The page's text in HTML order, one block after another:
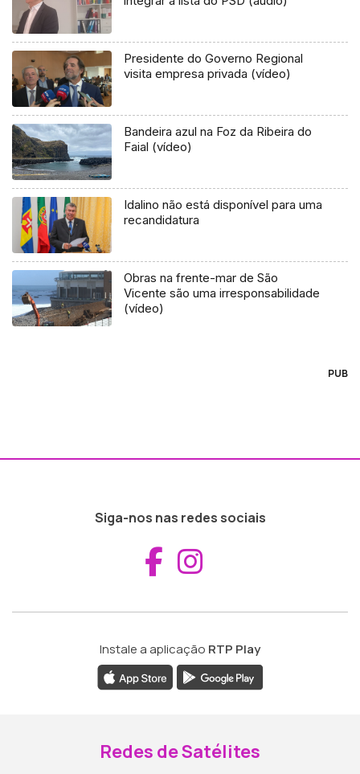
Presidente do Governo Regional
visita empresa privada (vídeo)
Bandeira azul na Foz da Ribeira do
Faial (vídeo)
Idalino não está disponível para uma
recandidatura
Obras na frente-mar de São
Vicente são uma irresponsabilidade
(vídeo)
PUB
Siga-nos nas redes sociais
Aceder ao
Instale a aplicação RTP Play
Redes de Satélites